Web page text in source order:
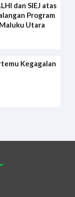
dan SIEJ atas
Program
Utara
Kegagalan